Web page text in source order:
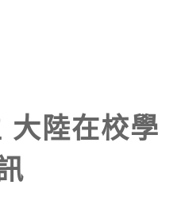
大陸在校學